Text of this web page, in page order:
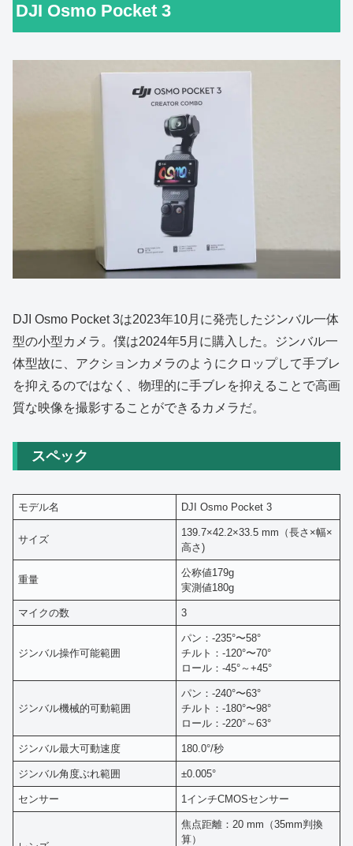
DJI Osmo Pocket 3
DJI Osmo Pocket 3は2023年10月に発売したジンバル一体
型の小型カメラ。僕は2024年5月に購入した。ジンバル一
体型故に、アクションカメラのようにクロップして手ブレ
を抑えるのではなく、物理的に手ブレを抑えることで高画
質な映像を撮影することができるカメラだ。
スペック
モデル名 DJI Osmo Pocket 3
サイズ
139.7×42.2×33.5 mm（長さ×幅×
高さ)
重量
公称値179g
実測値180g
マイクの数 3
ジンバル操作可能範囲
パン：-235°〜58°
チルト：-120°〜70°
ロール：-45°～+45°
ジンバル機械的可動範囲
パン：-240°〜63°
チルト：-180°〜98°
ロール：-220°～63°
ジンバル最大可動速度 180.0°/秒
ジンバル角度ぶれ範囲 ±0.005°
センサー 1インチCMOSセンサー
焦点距離：20 mm（35mm判換
算）